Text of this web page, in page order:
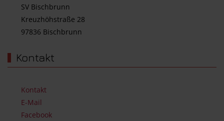
SV Bischbrunn
Kreuzhöhstraße 28
97836 Bischbrunn
Kontakt
Kontakt
E-Mail
Facebook